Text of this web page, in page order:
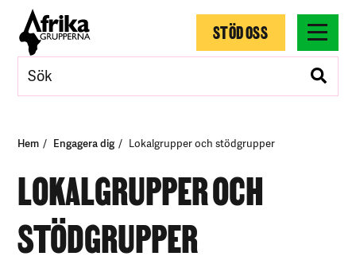
STÖD OSS
Hem Engagera dig Lokalgrupper och stödgrupper
LOKALGRUPPER OCH
STÖDGRUPPER